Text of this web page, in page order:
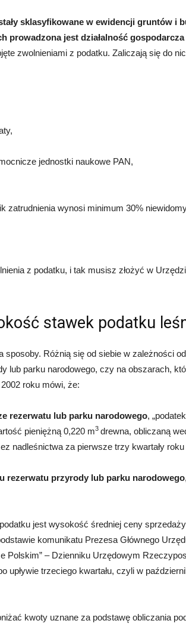
sklasyfikowane w ewidencji gruntów i
prowadzona jest działalność
zwolnieniami z podatku. Zaliczają się do
jednostki naukowe PAN,
zatrudnienia wynosi minimum 30%
z podatku, i tak musisz złożyć w
stawek podatku
sposoby. Różnią się od siebie w zależności
lub parku narodowego, czy na obszarach,
roku mówi, że:
rezerwatu lub parku narodowego,
pieniężną 0,220 m3 drewna, obliczaną
nadleśnictwa za pierwsze trzy kwartały roku
rezerwatu przyrody lub parku narodowego
jest wysokość średniej ceny
komunikatu Prezesa Głównego
Polskim” – Dzienniku Urzędowym
upływie trzeciego kwartału, czyli w
kwoty uznane za podstawę obliczania